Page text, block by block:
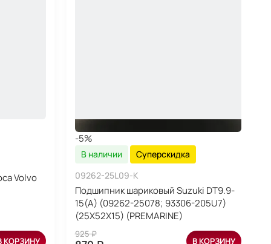
Volvo
КОРЗИНУ
-5%
В наличии
Суперскидка
09262-25L09-K
Подшипник шариковый Suzuki DT9.9-
15(A) (09262-25078; 93306-205U7)
(25X52X15) (PREMARINE)
925 ₽
В КОРЗИНУ